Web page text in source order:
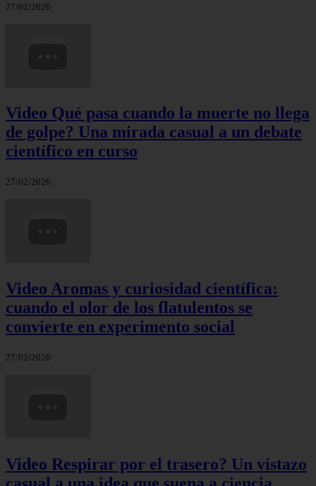
27/02/2026
Video Qué pasa cuando la muerte no llega
de golpe? Una mirada casual a un debate
científico en curso
27/02/2026
Video Aromas y curiosidad científica:
cuando el olor de los flatulentos se
convierte en experimento social
27/02/2026
Video Respirar por el trasero? Un vistazo